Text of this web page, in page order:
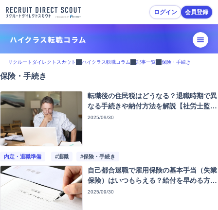
ログイン 会員登録
転職活動ガイド
転職準備
履歴書・職務経歴書作成
スカウトを受ける・応募
面接対策
内定・退職準備
転職活動Tips
リクルートダイレクトスカウト ハイクラス転職コラム 記事一覧 保険・手続き
保険・手続き
転職後の住民税はどうなる？退職時期で異
なる手続きや納付方法を解説【社労士監
修】
2025/09/30
内定・退職準備 #退職 #保険・手続き
自己都合退職で雇用保険の基本手当（失業
保険）はいつもらえる？給付を早める方法
や計算方法【社労士監修】
2025/09/30